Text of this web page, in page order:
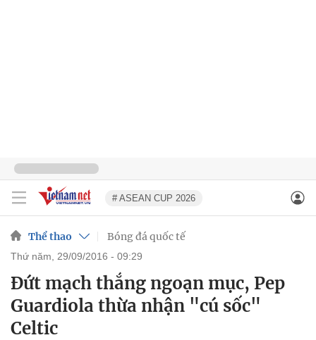
# ASEAN CUP 2026
Thể thao Bóng đá quốc tế
thứ năm, 29/09/2016 - 09:29
Đứt mạch thắng ngoạn mục, Pep
Guardiola thừa nhận "cú sốc"
Celtic